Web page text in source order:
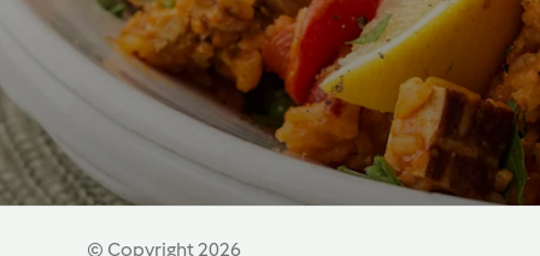
© Copyright 2026